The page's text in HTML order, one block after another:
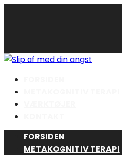
FORSIDEN
METAKOGNITIV TERAPI